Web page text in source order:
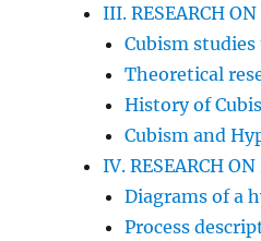
III. RESEARCH
Cubism
Theoretical
History of
Cubism and
IV. RESEARCH
Diagrams of a
Process